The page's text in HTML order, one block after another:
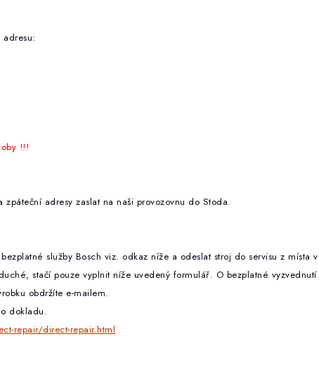
!!!
adresy zaslat na naši provozovnu do Stoda.
služby Bosch viz. odkaz níže a odeslat stroj do servisu z místa
stačí pouze vyplnit níže uvedený formulář. O bezplatné
obdržíte e-mailem.
dokladu.
repair/direct-repair.html